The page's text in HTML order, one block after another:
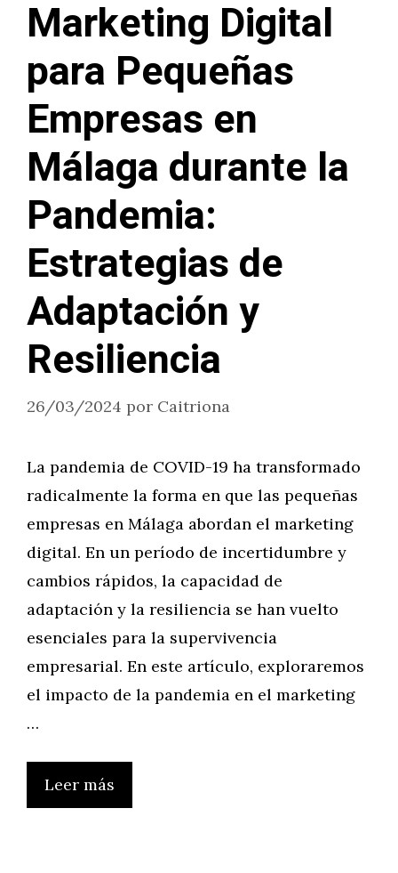
Marketing Digital
para Pequeñas
Empresas en
Málaga durante la
Pandemia:
Estrategias de
Adaptación y
Resiliencia
26/03/2024 por Caitriona
La pandemia de COVID-19 ha transformado
radicalmente la forma en que las pequeñas
empresas en Málaga abordan el marketing
digital. En un período de incertidumbre y
cambios rápidos, la capacidad de
adaptación y la resiliencia se han vuelto
esenciales para la supervivencia
empresarial. En este artículo, exploraremos
el impacto de la pandemia en el marketing
…
Leer más